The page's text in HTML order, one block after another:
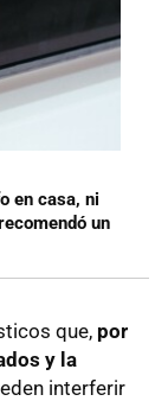
en casa, ni
un
que, por
y la
interferir